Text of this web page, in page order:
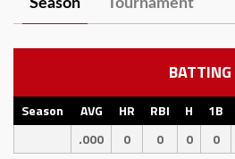
BATTING
Season AVG HR RBI H 1B
.000
0 0 0 0